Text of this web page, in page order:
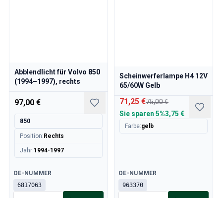
Abblendlicht für Volvo 850
(1994–1997), rechts
97,00 €
850
Position: Rechts
Jahr:1994-1997
Verfügbar
OE-NUMMER
6817063
Scheinwerferlampe H4 12V
65/60W Gelb
71,25 €75,00 €
Sie sparen 5%3,75 €
Farbe:gelb
Verfügbar
OE-NUMMER
963370